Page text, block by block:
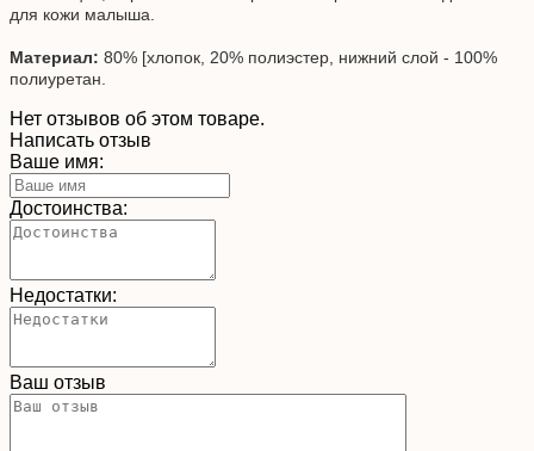
для кожи малыша.
Материал: 80% [хлопок, 20% полиэстер, нижний слой - 100%
полиуретан.
Нет отзывов об этом товаре.
Написать отзыв
Ваше имя:
Достоинства:
Недостатки:
Ваш отзыв